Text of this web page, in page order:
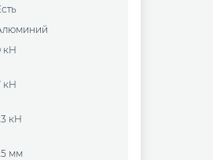
есть
алюминий
9 кН
7 кН
23 кН
25 мм